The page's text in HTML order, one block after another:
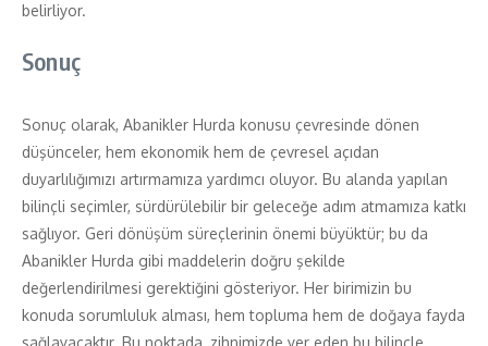
belirliyor.
Sonuç
Sonuç olarak, Abanikler Hurda konusu çevresinde dönen
düşünceler, hem ekonomik hem de çevresel açıdan
duyarlılığımızı artırmamıza yardımcı oluyor. Bu alanda yapılan
bilinçli seçimler, sürdürülebilir bir geleceğe adım atmamıza katkı
sağlıyor. Geri dönüşüm süreçlerinin önemi büyüktür; bu da
Abanikler Hurda gibi maddelerin doğru şekilde
değerlendirilmesi gerektiğini gösteriyor. Her birimizin bu
konuda sorumluluk alması, hem topluma hem de doğaya fayda